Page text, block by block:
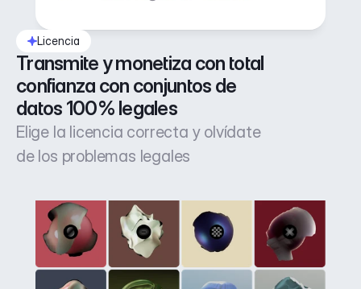
Licencia
Transmite y monetiza con total
confianza con conjuntos de
datos 100% legales
Elige la licencia correcta y olvídate
de los problemas legales